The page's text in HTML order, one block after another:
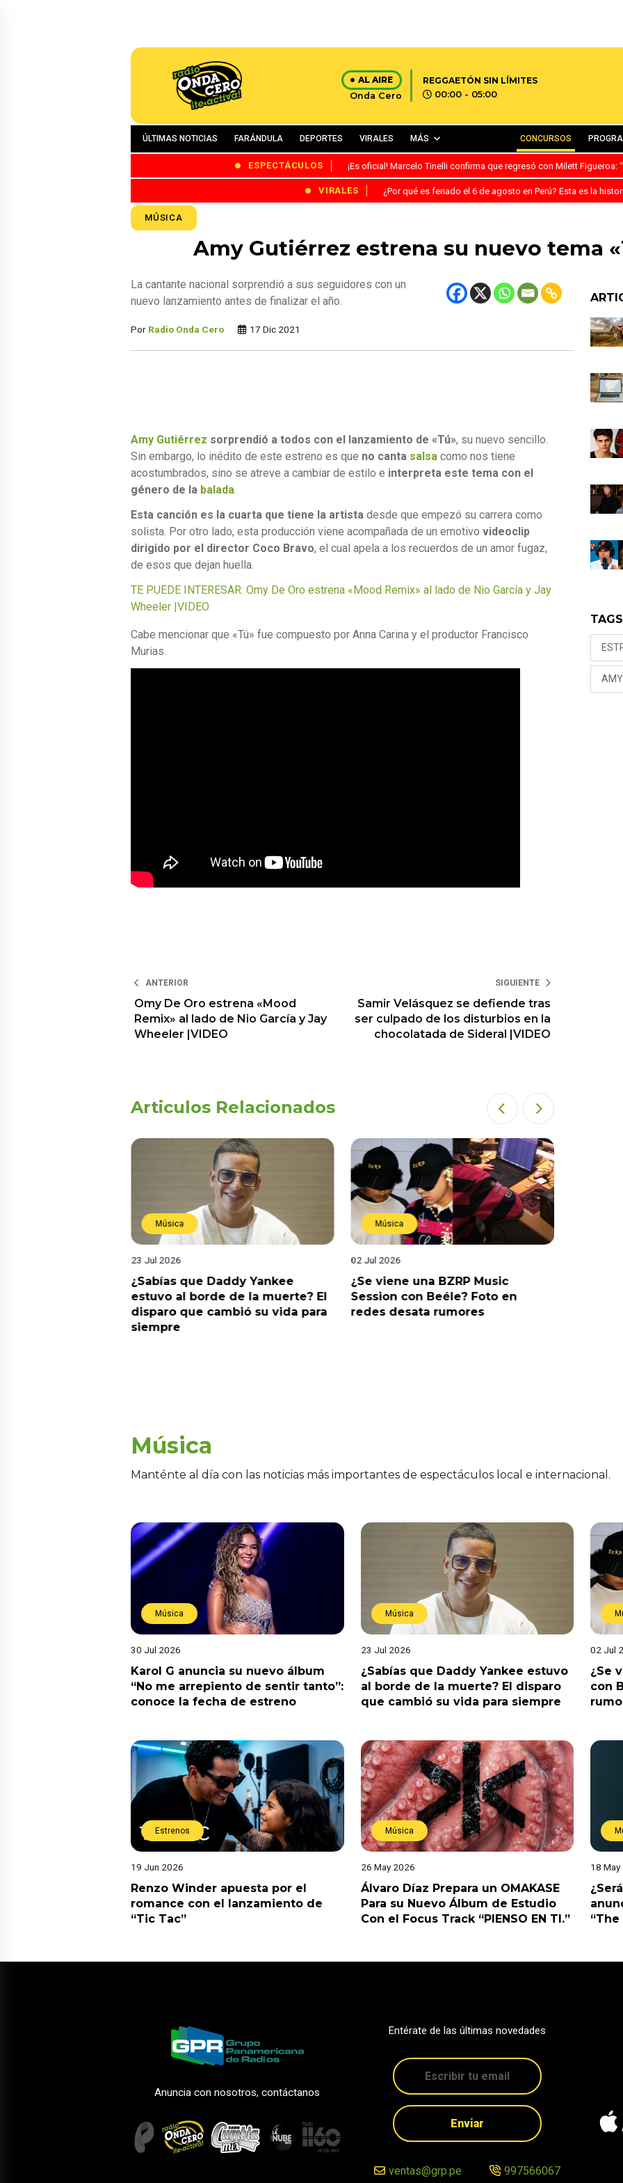
AL AIRE
Onda Cero
REGGAETÓN SIN LÍMITES
00:00 - 05:00
ÚLTIMAS NOTICIAS FARÁNDULA DEPORTES VIRALES MÁS CONCURSOS
ESPECTÁCULOS ¡Es oficial! Marcelo Tinelli confirma que regresó con Milett Figueroa:
VIRALES ¿Por qué es feriado el 6 de agosto en Perú? Esta es la
MÚSICA
Amy Gutiérrez estrena su nuevo tema
La cantante nacional sorprendió a sus seguidores con un
nuevo lanzamiento antes de finalizar el año.
Por Radio Onda Cero 17 Dic 2021
Amy Gutiérrez sorprendió a todos con el lanzamiento de «Tú», su nuevo sencillo.
Sin embargo, lo inédito de este estreno es que no canta salsa como nos tiene
acostumbrados, sino se atreve a cambiar de estilo e interpreta este tema con el
género de la balada.
Esta canción es la cuarta que tiene la artista desde que empezó su carrera como
solista. Por otro lado, esta producción viene acompañada de un emotivo videoclip
dirigido por el director Coco Bravo, el cual apela a los recuerdos de un amor fugaz,
de esos que dejan huella.
TE PUEDE INTERESAR: Omy De Oro estrena «Mood Remix» al lado de Nio García y Jay
Wheeler |VIDEO
Cabe mencionar que «Tú» fue compuesto por Anna Carina y el productor Francisco
Murias.
ANTERIOR
Omy De Oro estrena «Mood
Remix» al lado de Nio García y Jay
Wheeler |VIDEO
SIGUIENTE
Samir Velásquez se defiende tras
ser culpado de los disturbios en la
chocolatada de Sideral |VIDEO
Articulos Relacionados
Música
23 Jul 2026
¿Sabías que Daddy Yankee
estuvo al borde de la muerte? El
disparo que cambió su vida para
siempre
Música
02 Jul 2026
¿Se viene una BZRP Music
Session con Beéle? Foto en
redes desata rumores
TAGS
Música
Manténte al día con las noticias más importantes de espectáculos local e internacional.
Música
30 Jul 2026
Karol G anuncia su nuevo álbum
“No me arrepiento de sentir tanto”:
conoce la fecha de estreno
Música
23 Jul 2026
¿Sabías que Daddy Yankee estuvo
al borde de la muerte? El disparo
que cambió su vida para siempre
02 Jul
¿Se
con
Estrenos
19 Jun 2026
Renzo Winder apuesta por el
romance con el lanzamiento de
“Tic Tac”
Música
26 May 2026
Álvaro Díaz Prepara un OMAKASE
Para su Nuevo Álbum de Estudio
Con el Focus Track “PIENSO EN TI.”
18
Anuncia con nosotros, contáctanos
Entérate de las últimas novedades
Enviar
ventas@grp.pe 997566067